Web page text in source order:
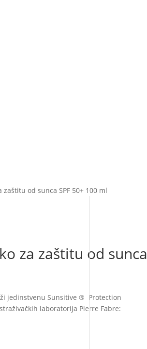
od sunca SPF 50+ 100 ml
za zaštitu od sunca
jedinstvenu Sunsitive ® Protection
laboratorija Pierre Fabre: